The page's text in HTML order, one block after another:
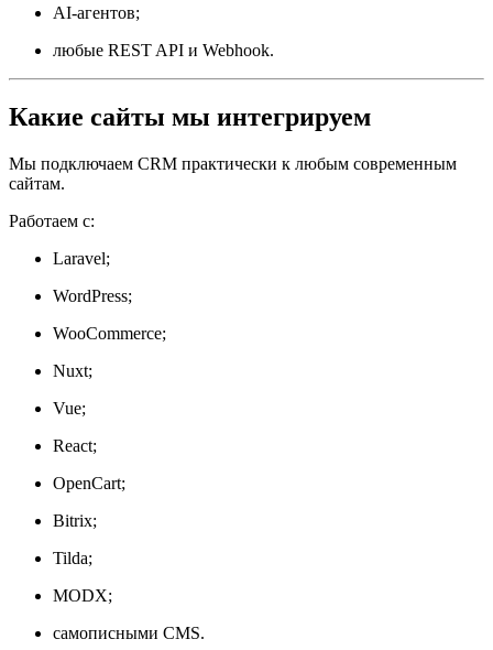
AI-агентов;
любые REST API и Webhook.
Какие сайты мы интегрируем
Мы подключаем CRM практически к любым современным
сайтам.
Работаем с:
Laravel;
WordPress;
WooCommerce;
Nuxt;
Vue;
React;
OpenCart;
Bitrix;
Tilda;
MODX;
самописными CMS.